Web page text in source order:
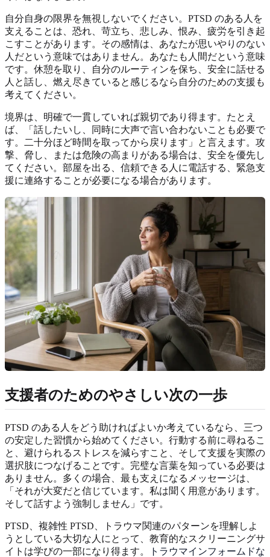
自分自身の限界を無視しないでください。PTSD のある人を
支えることは、恐れ、苛立ち、悲しみ、恨み、疲労を引き起
こすことがあります。その感情は、あなたが思いやりのない
人だという意味ではありません。あなたも人間だという意味
です。休憩を取り、自分のルーティンを保ち、安全に話せる
人と話し、燃え尽きていると感じるなら自分のための支援も
考えてください。
境界は、明確で一貫していれば親切であり得ます。たとえ
ば、「話したいし、同時に大声で言い合わないことも必要で
す。二十分ほど時間を取ってから戻ります」と言えます。攻
撃、脅し、または危険の高まりがある場合は、安全を優先し
てください。部屋を出る、信頼できる人に電話する、緊急支
援に連絡することが必要になる場合があります。
支援者のためのやさしい次の一歩
PTSD のある人をどう助ければよいか考えているなら、三つ
の安定した習慣から始めてください。行動する前に尋ねるこ
と、避けられるストレスを減らすこと、そして支援を実際の
選択肢につなげることです。完璧な言葉を知っている必要は
ありません。多くの場合、最も支えになるメッセージは、
「それが大変だと信じています。私は聞く用意があります。
そして話すよう強制しません」です。
PTSD、複雑性 PTSD、トラウマ関連のパターンを理解しよ
うとしている大切な人にとって、教育的なスクリーニングサ
イトは学びの一部になり得ます。
トラウマインフォームドな